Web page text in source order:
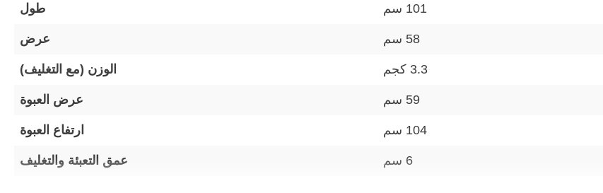
طول 101 سم
عرض 58 سم
الوزن (مع التغليف) 3.3 كجم
عرض العبوة 59 سم
ارتفاع العبوة 104 سم
عمق التعبئة والتغليف 6 سم